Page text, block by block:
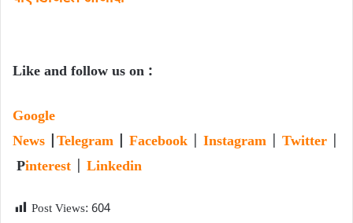
Like and follow us on :
Google
News
Telegram Facebook Instagram Twitter
Pinterest Linkedin
Post Views: 604